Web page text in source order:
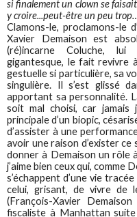
si finalement un clown se
y croire...peut-être un peu
Clamons-le, proclamons-le
Xavier Demaison est
(ré)incarne Coluche, lui
gigantesque, le fait revivre
gestuelle si particulière, sa
singulière. Il s’est glissé
apportant sa personnalité.
soit mal choisi, car jamais
principale d’un biopic,
d’assister à une
avoir une raison d’exister
donner à Demaison un rôle
j’aime bien ceux qui, comme
s’échappent d’une vie
celui, grisant, de vivre de
(François-Xavier
fiscaliste à Manhattan